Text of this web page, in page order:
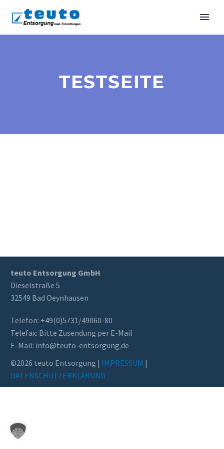
TESTSEITE
teuto Entsorgung GmbH
Dieselstraße 5
32549 Bad Oeynhausen
Telefon: +49(0)5731/49060-80
Telefax: Bitte Zusendung per E-Mail
E-Mail: info@teuto-ent­sor­gung.de
©2026 teuto Entsorgung | IMPRESSUM |
DATENSCHUTZERKLÄRUNG